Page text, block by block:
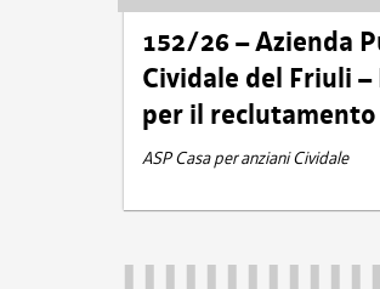
152/26 – Azienda
Cividale del Friuli –
per il
ASP Casa per anziani Cividale